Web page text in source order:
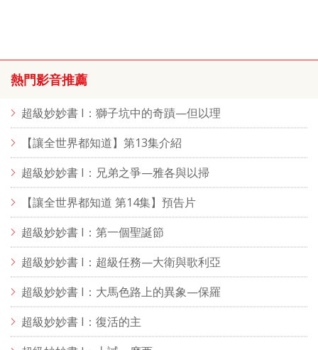
熱門影音推薦
超級妙妙書 I：獅子坑中的奇蹟—但以理
【讓全世界都知道】第13集介紹
超級妙妙書 I：兄弟之爭—雅各與以掃
【讓全世界都知道 第14集】預告片
超級妙妙書 I：第一個聖誕節
超級妙妙書 I：超級任務—大衛與歌利亞
超級妙妙書 I：大馬色路上的異象—保羅
超級妙妙書 I：復活的主